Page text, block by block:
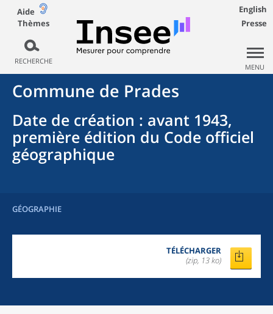
Aide
Thèmes
RECHERCHE
English
Presse
MENU
Commune de Prades
Date de création : avant 1943,
première édition du Code officiel
géographique
GÉOGRAPHIE
TÉLÉCHARGER
(zip, 13 ko)